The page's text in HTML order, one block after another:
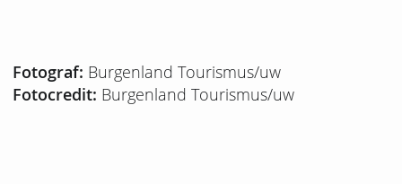
Fotograf: Burgenland Tourismus/uw
Fotocredit: Burgenland Tourismus/uw